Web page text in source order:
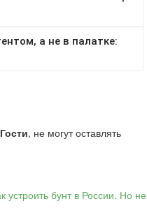
Гости, не могут оставлять